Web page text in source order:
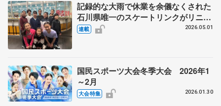
記録的な大雨で休業を余儀なくされた
石川県唯一のスケートリンクがリニュ
ーアル 再開を待ちわびた選手がかみ
連載 2026.05.01
国民スポーツ大会冬季大会 2026年1
～2月
大会特集 2026.01.30